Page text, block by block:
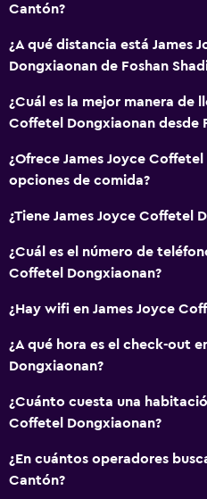
Cantón?
¿A qué distancia está James
Dongxiaonan de Foshan
¿Cuál es la mejor manera de
Coffetel Dongxiaonan desde
¿Ofrece James Joyce
opciones de comida?
¿Tiene James Joyce Coffetel
¿Cuál es el número de
Coffetel Dongxiaonan?
¿Hay wifi en James Joyce
¿A qué hora es el check-out
Dongxiaonan?
¿Cuánto cuesta una
Coffetel Dongxiaonan?
¿En cuántos operadores
Cantón?